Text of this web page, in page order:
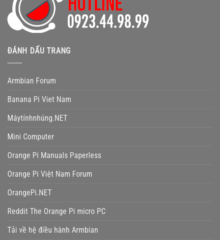
ĐÁNH DẤU TRANG
Armbian Forum
Banana Pi Viet Nam
Máytínhnhúng.NET
Mini Computer
Orange Pi Manuals Paperless
Orange Pi Việt Nam Forum
OrangePi.NET
Reddit The Orange Pi micro PC
Tải về hệ điều hành Armbian